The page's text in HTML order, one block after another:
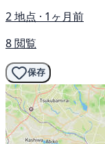
2 地点 · 1ヶ月前
8 閲覧
保存